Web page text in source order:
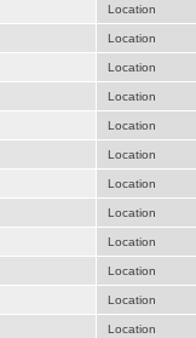
Location
Location
Location
Location
Location
Location
Location
Location
Location
Location
Location
Location